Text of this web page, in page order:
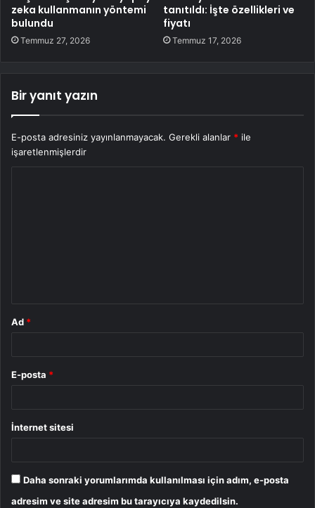
zeka kullanmanın yöntemi
bulundu
Temmuz 27, 2026
tanıtıldı: İşte özellikleri ve
fiyatı
Temmuz 17, 2026
Bir yanıt yazın
E-posta adresiniz yayınlanmayacak. Gerekli alanlar * ile
işaretlenmişlerdir
Ad *
E-posta *
İnternet sitesi
Daha sonraki yorumlarımda kullanılması için adım, e-posta
adresim ve site adresim bu tarayıcıya kaydedilsin.